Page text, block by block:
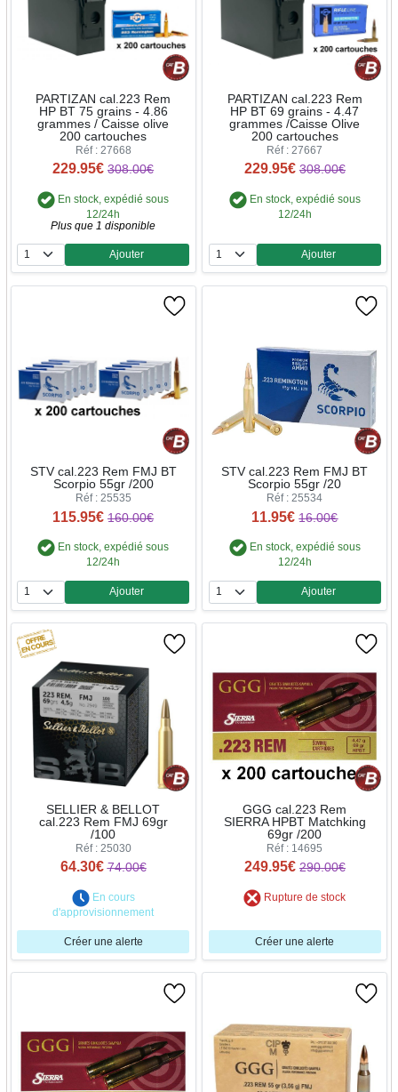
PARTIZAN cal.223 Rem
HP BT 75 grains - 4.86
grammes / Caisse olive
200 cartouches
Réf : 27668
229.95€ 308.00€
En stock, expédié sous
12/24h
Plus que 1 disponible
Quantité
Ajouter
PARTIZAN cal.223 Rem
HP BT 69 grains - 4.47
grammes /Caisse Olive
200 cartouches
Réf : 27667
229.95€ 308.00€
En stock, expédié sous
12/24h
Quantité
Ajouter
STV cal.223 Rem FMJ BT
Scorpio 55gr /200
Réf : 25535
115.95€ 160.00€
En stock, expédié sous
12/24h
Quantité
Ajouter
STV cal.223 Rem FMJ BT
Scorpio 55gr /20
Réf : 25534
11.95€ 16.00€
En stock, expédié sous
12/24h
Quantité
Ajouter
SELLIER & BELLOT
cal.223 Rem FMJ 69gr
/100
Réf : 25030
64.30€ 74.00€
En cours
d'approvisionnement
Créer une alerte
GGG cal.223 Rem
SIERRA HPBT Matchking
69gr /200
Réf : 14695
249.95€ 290.00€
Rupture de stock
Créer une alerte